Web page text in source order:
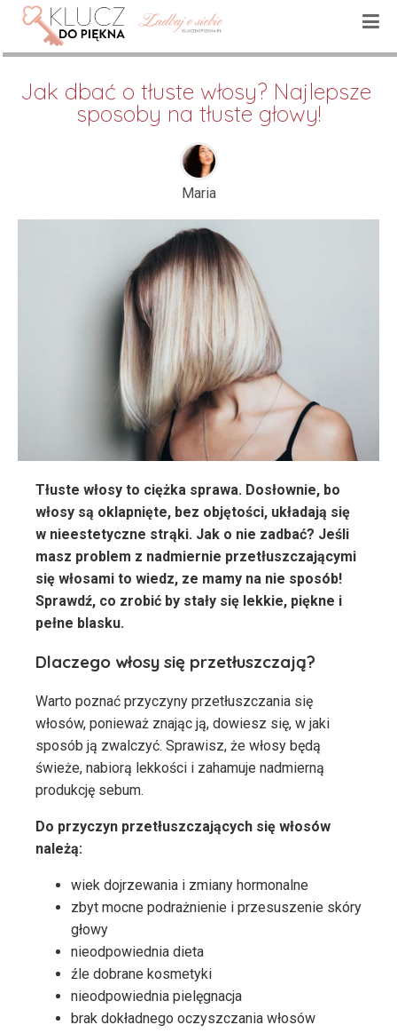
Jak dbać o tłuste włosy? Najlepsze
sposoby na tłuste głowy!
Maria
Tłuste włosy to ciężka sprawa. Dosłownie, bo
włosy są oklapnięte, bez objętości, układają się
w nieestetyczne strąki. Jak o nie zadbać? Jeśli
masz problem z nadmiernie przetłuszczającymi
się włosami to wiedz, ze mamy na nie sposób!
Sprawdź, co zrobić by stały się lekkie, piękne i
pełne blasku.
Dlaczego włosy się przetłuszczają?
Warto poznać przyczyny przetłuszczania się
włosów, ponieważ znając ją, dowiesz się, w jaki
sposób ją zwalczyć. Sprawisz, że włosy będą
świeże, nabiorą lekkości i zahamuje nadmierną
produkcję sebum.
Do przyczyn przetłuszczających się włosów
należą:
wiek dojrzewania i zmiany hormonalne
zbyt mocne podrażnienie i przesuszenie skóry
głowy
nieodpowiednia dieta
źle dobrane kosmetyki
nieodpowiednia pielęgnacja
brak dokładnego oczyszczania włosów